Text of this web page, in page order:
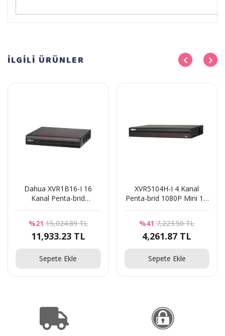
İLGİLİ ÜRÜNLER
Dahua XVR1B16-I 16
Kanal Penta-brid
Video Kaydedici
%21 15,024.89 TL
11,933.23 TL
Sepete Ekle
XVR5104H-I 4 Kanal
Penta-brid 1080P Mini 1U
%41 7,223.50 TL
4,261.87 TL
Sepete Ekle